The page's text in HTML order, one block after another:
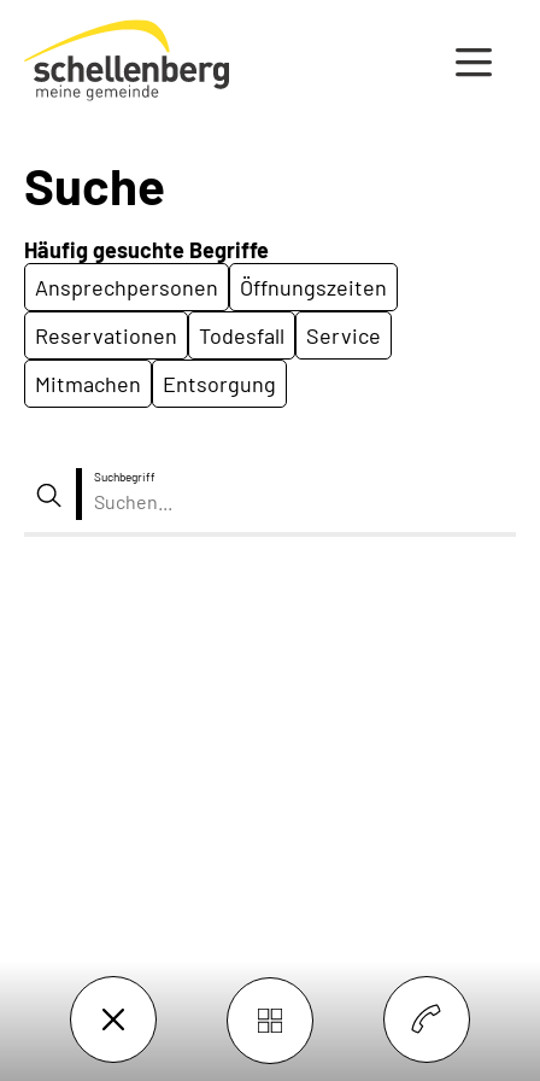
Gemeinde Schellenberg Startseite
Suche
Häufig gesuchte Begriffe
Ansprechpersonen
Öffnungszeiten
Reservationen
Todesfall
Service
Mitmachen
Entsorgung
Suchbegriff